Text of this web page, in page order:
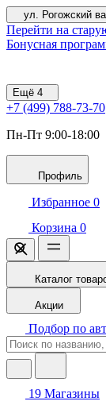
ул. Рогожский
Перейти на
Бонусная
Ещё 4
+7 (499) 788-73-70
Пн-Пт 9:00-18:00
Профиль
Избранное 0
Корзина 0
Каталог
Акции
Подбор по
19 Магазины